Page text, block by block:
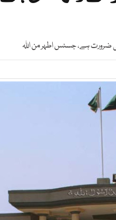
ہے، جسٹس اطہر من اللہ